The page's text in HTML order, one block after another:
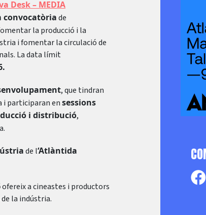
Desk – MEDIA
convocatòriade
la producció i la
i fomentar la circulació de
La data límit
, que tindran
i participaran ensessions
i distribució,
de l‘Atlàntida
ofereix a cineastes i productors
la indústria.